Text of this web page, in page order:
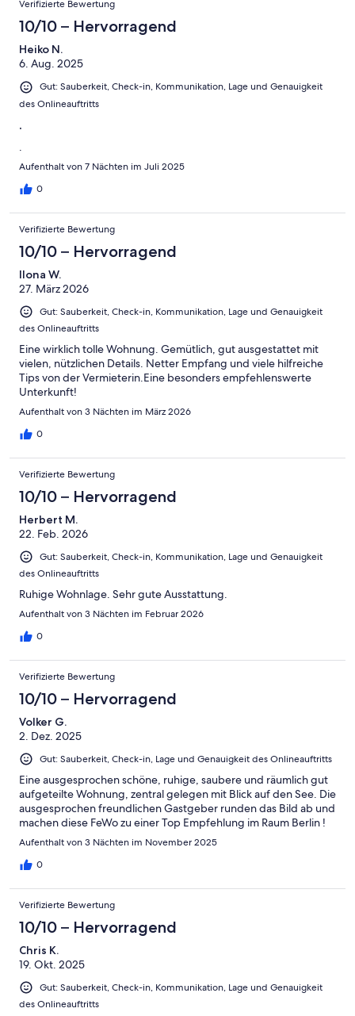
Verifizierte Bewertung
10/10 – Hervorragend
Heiko N.
6. Aug. 2025
Gut: Sauberkeit, Check-in, Kommunikation, Lage und Genauigkeit
des Onlineauftritts
.
Aufenthalt von 7 Nächten im Juli 2025
0
Verifizierte Bewertung
10/10 – Hervorragend
Ilona W.
27. März 2026
Gut: Sauberkeit, Check-in, Kommunikation, Lage und Genauigkeit
des Onlineauftritts
Eine wirklich tolle Wohnung. Gemütlich, gut ausgestattet mit
vielen, nützlichen Details. Netter Empfang und viele hilfreiche
Tips von der Vermieterin.Eine besonders empfehlenswerte
Unterkunft!
Aufenthalt von 3 Nächten im März 2026
0
Verifizierte Bewertung
10/10 – Hervorragend
Herbert M.
22. Feb. 2026
Gut: Sauberkeit, Check-in, Kommunikation, Lage und Genauigkeit
des Onlineauftritts
Ruhige Wohnlage. Sehr gute Ausstattung.
Aufenthalt von 3 Nächten im Februar 2026
0
Verifizierte Bewertung
10/10 – Hervorragend
Volker G.
2. Dez. 2025
Gut: Sauberkeit, Check-in, Lage und Genauigkeit des Onlineauftritts
Eine ausgesprochen schöne, ruhige, saubere und räumlich gut
aufgeteilte Wohnung, zentral gelegen mit Blick auf den See. Die
ausgesprochen freundlichen Gastgeber runden das Bild ab und
machen diese FeWo zu einer Top Empfehlung im Raum Berlin !
Aufenthalt von 3 Nächten im November 2025
0
Verifizierte Bewertung
10/10 – Hervorragend
Chris K.
19. Okt. 2025
Gut: Sauberkeit, Check-in, Kommunikation, Lage und Genauigkeit
des Onlineauftritts